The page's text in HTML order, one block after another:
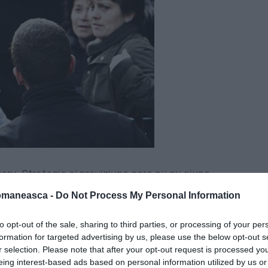
- Do Not Process My Personal Information
opt-out of the sale, sharing to third parties, or processing of your
for targeted advertising by us, please use the below opt-out
selection. Please note that after your opt-out request is processed
interest-based ads based on personal information utilized by us
.Strategieşipreviziunecare nu auajuns
digitalizată.Creştenumărul străinilor
apoi căunele periferiisuntmai
"generaţiaBalotelli"şi suntcirca
voraveaposibilitatea săvotezela